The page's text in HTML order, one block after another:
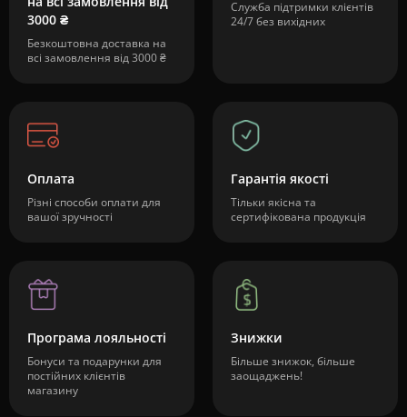
3000 ₴
Безкоштовна доставка на
всі замовлення від 3000 ₴
Служба підтримки клієнтів
24/7 без вихідних
Оплата
Різні способи оплати для
вашої зручності
Гарантія якості
Тільки якісна та
сертифікована продукція
Програма лояльності
Бонуси та подарунки для
постійних клієнтів
магазину
Знижки
Більше знижок, більше
заощаджень!